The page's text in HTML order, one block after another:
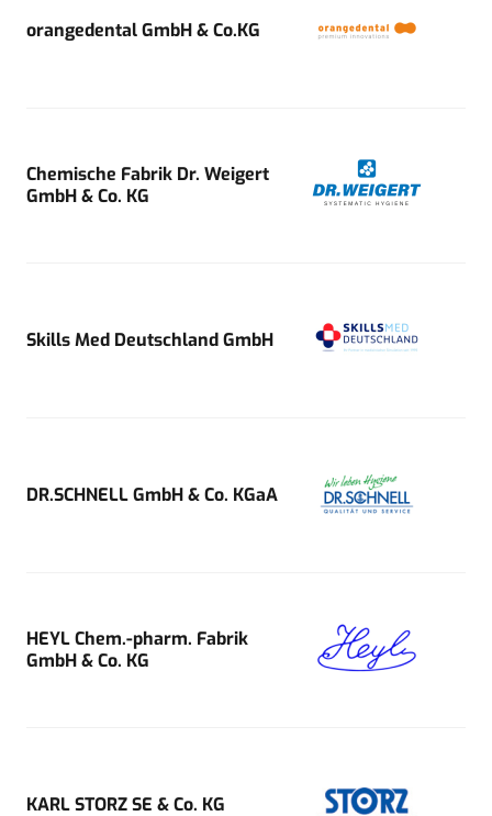
orangedental GmbH & Co.KG
Chemische Fabrik Dr. Weigert
GmbH & Co. KG
Skills Med Deutschland GmbH
DR.SCHNELL GmbH & Co. KGaA
HEYL Chem.-pharm. Fabrik
GmbH & Co. KG
KARL STORZ SE & Co. KG